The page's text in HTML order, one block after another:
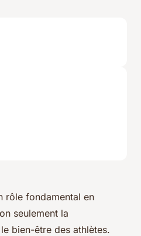
rôle fondamental en
seulement la
bien-être des athlètes.